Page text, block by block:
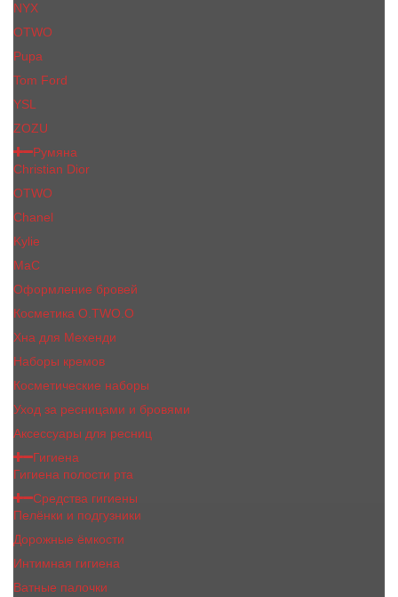
NYX
OTWO
Pupa
Tom Ford
YSL
ZOZU
Румяна
Christian Dior
OTWO
Сhanеl
Kylie
MaC
Оформление бровей
Косметика O.TWO.O
Хна для Мехенди
Наборы кремов
Косметические наборы
Уход за ресницами и бровями
Аксессуары для ресниц
Гигиена
Гигиена полости рта
Средства гигиены
Пелёнки и подгузники
Дорожные ёмкости
Интимная гигиена
Ватные палочки